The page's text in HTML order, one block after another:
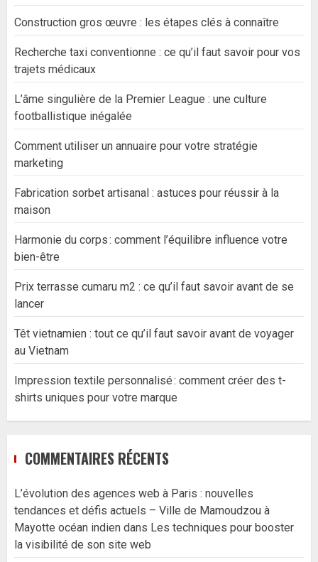
Construction gros œuvre : les étapes clés à connaître
Recherche taxi conventionne : ce qu’il faut savoir pour vos
trajets médicaux
L’âme singulière de la Premier League : une culture
footballistique inégalée
Comment utiliser un annuaire pour votre stratégie
marketing
Fabrication sorbet artisanal : astuces pour réussir à la
maison
Harmonie du corps : comment l’équilibre influence votre
bien-être
Prix terrasse cumaru m2 : ce qu’il faut savoir avant de se
lancer
Têt vietnamien : tout ce qu’il faut savoir avant de voyager
au Vietnam
Impression textile personnalisé : comment créer des t-
shirts uniques pour votre marque
COMMENTAIRES RÉCENTS
L’évolution des agences web à Paris : nouvelles
tendances et défis actuels – Ville de Mamoudzou à
Mayotte océan indien dans Les techniques pour booster
la visibilité de son site web